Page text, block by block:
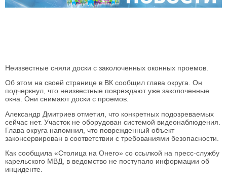
Неизвестные сняли доски с заколоченных оконных проемов.
Об этом на своей странице в ВК сообщил глава округа. Он
подчеркнул, что неизвестные повреждают уже заколоченные
окна. Они снимают доски с проемов.
Александр Дмитриев отметил, что конкретных подозреваемых
сейчас нет. Участок не оборудован системой видеонаблюдения.
Глава округа напомнил, что поврежденный объект
законсервирован в соответствии с требованиями безопасности.
Как сообщила «Столица на Онего» со ссылкой на пресс-службу
карельского МВД, в ведомство не поступало информации об
инциденте.